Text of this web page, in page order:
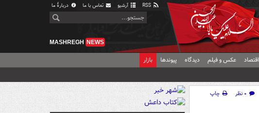
آرشیو تماس با ما دربارهٔ ما
MASHREGH NEWS
اقتصاد عکس و فیلم دیدگاه پیوندها بازار
۰ نظر
چاپ